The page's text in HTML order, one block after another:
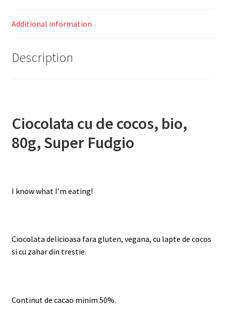
Additional information
Description
Ciocolata cu de cocos, bio,
80g, Super Fudgio
I know what I’m eating!
Ciocolata delicioasa fara gluten, vegana, cu lapte de cocos
si cu zahar din trestie.
Continut de cacao minim 50%.